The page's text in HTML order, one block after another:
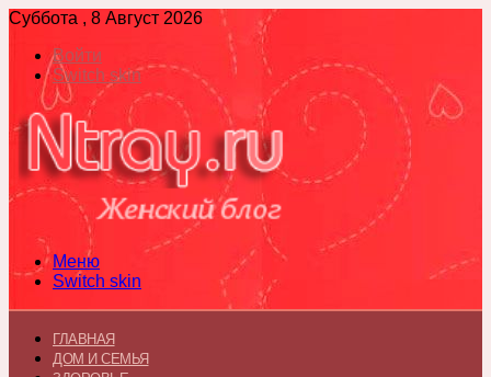
Суббота , 8 Август 2026
Войти
Switch skin
Меню
Switch skin
ГЛАВНАЯ
ДОМ И СЕМЬЯ